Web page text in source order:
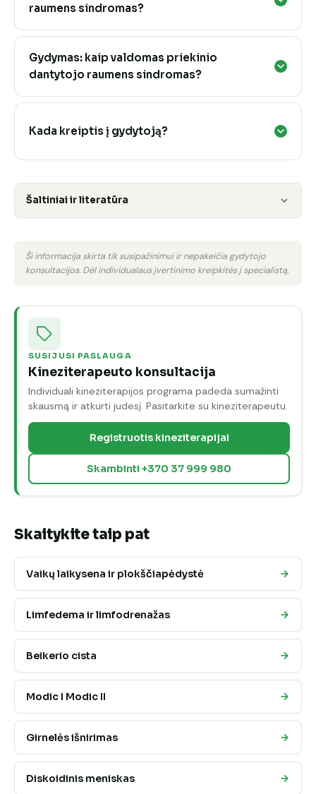
raumens sindromas?
Gydymas: kaip valdomas priekinio
dantytojo raumens sindromas?
Kada kreiptis į gydytoją?
Šaltiniai ir literatūra
Ši informacija skirta tik susipažinimui ir nepakeičia gydytojo
konsultacijos. Dėl individualaus įvertinimo kreipkitės į specialistą.
SUSIJUSI PASLAUGA
Kineziterapeuto konsultacija
Individuali kineziterapijos programa padeda sumažinti
skausmą ir atkurti judesį. Pasitarkite su kineziterapeutu.
Registruotis kineziterapijai
Skambinti +370 37 999 980
Skaitykite taip pat
Vaikų laikysena ir plokščiapėdystė
Limfedema ir limfodrenažas
Beikerio cista
Modic I Modic II
Girnelės išnirimas
Diskoidinis meniskas